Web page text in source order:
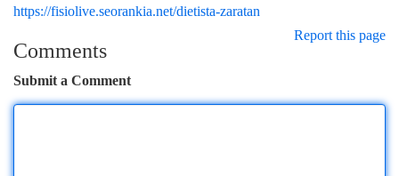
https://fisiolive.seorankia.net/dietista-zaratan
Report this page
Comments
Submit a Comment